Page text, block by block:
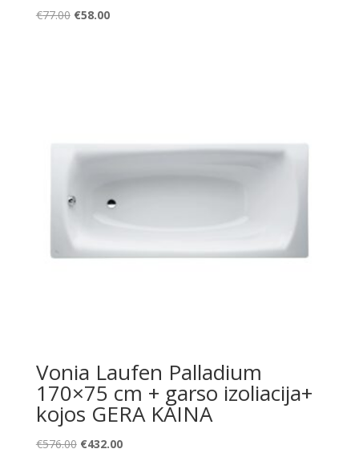
€77.00 Original
€58.00Current
Vonia Laufen Palladium
170×75 cm + garso izoliacija+
kojos GERA KAINA
€576.00 Original
€432.00Current